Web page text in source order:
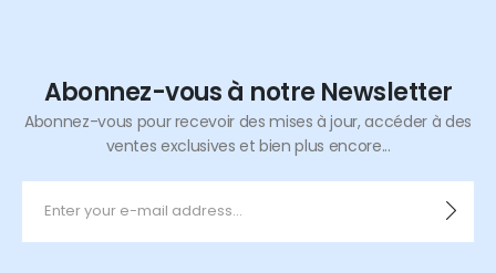
Abonnez-vous à notre Newsletter
Abonnez-vous pour recevoir des mises à jour, accéder à des
ventes exclusives et bien plus encore...